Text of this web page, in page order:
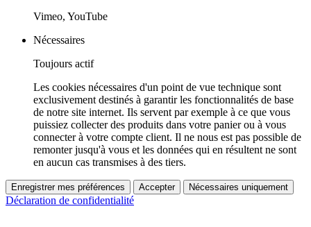
Vimeo, YouTube
Nécessaires
Toujours actif
Les cookies nécessaires d'un point de vue technique sont
exclusivement destinés à garantir les fonctionnalités de base
de notre site internet. Ils servent par exemple à ce que vous
puissiez collecter des produits dans votre panier ou à vous
connecter à votre compte client. Il ne nous est pas possible de
remonter jusqu'à vous et les données qui en résultent ne sont
en aucun cas transmises à des tiers.
Enregistrer mes préférences Accepter Nécessaires uniquement
Déclaration de confidentialité